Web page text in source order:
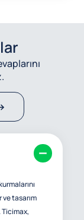
tasarım
Ticimax,